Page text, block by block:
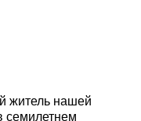
житель нашей
семилетнем